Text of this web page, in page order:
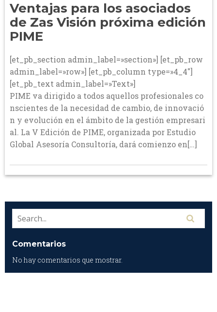
Ventajas para los asociados
de Zas Visión próxima edición
PIME
[et_pb_section admin_label=»section»] [et_pb_row
admin_label=»row»] [et_pb_column type=»4_4″]
[et_pb_text admin_label=»Text»]
PIME va dirigido a todos aquellos profesionales co
nscientes de la necesidad de cambio, de innovació
n y evolución en el ámbito de la gestión empresari
al. La V Edición de PIME, organizada por Estudio
Global Asesoría Consultoría, dará comienzo en[…]
Comentarios
No hay comentarios que mostrar.